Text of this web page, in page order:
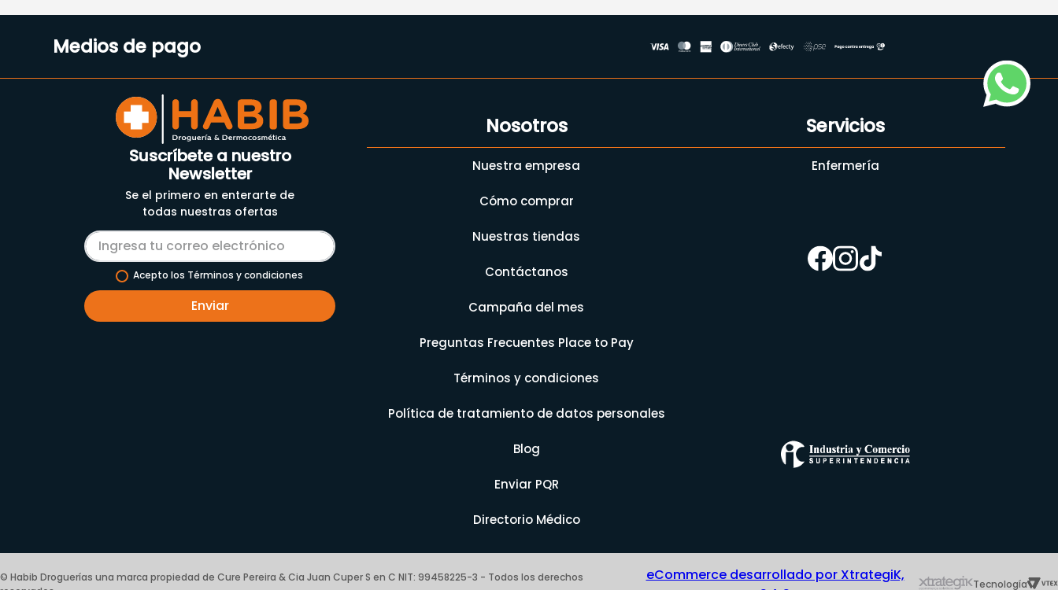
Medios de pago
Suscríbete a nuestro
Newsletter
Se el primero en enterarte de
todas nuestras ofertas
Acepto los Términos y condiciones
Enviar
Nosotros
Nuestra empresa
Cómo comprar
Nuestras tiendas
Contáctanos
Campaña del mes
Preguntas Frecuentes Place to Pay
Términos y condiciones
Política de tratamiento de datos personales
Blog
Enviar PQR
Directorio Médico
Servicios
Enfermería
© Habib Droguerías una marca propiedad de Cure Pereira & Cia Juan Cuper S en C NIT: 99458225-3 - Todos los derechos
eCommerce desarrollado por XtrategiK,
Tecnología